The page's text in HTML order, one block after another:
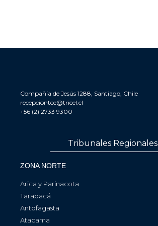
Compañía de Jesús 1288, Santiago, Chile
recepciontce@tricel.cl
+56 (2) 2733 9300
Tribunales Regionales
ZONA NORTE
Arica y Parinacota
Tarapacá
Antofagasta
Atacama